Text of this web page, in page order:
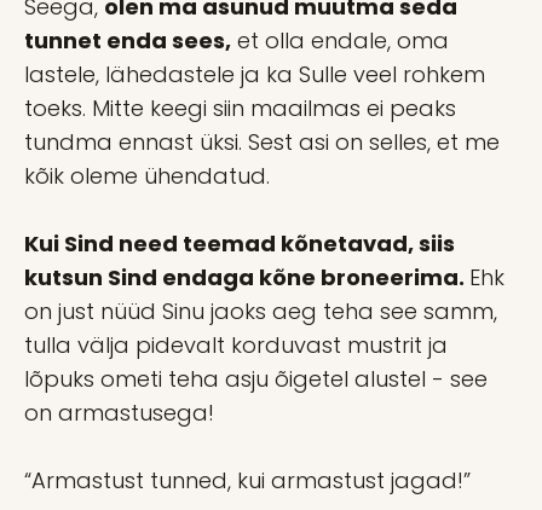
Seega, olen ma asunud muutma seda
tunnet enda sees, et olla endale, oma
lastele, lähedastele ja ka Sulle veel rohkem
toeks. Mitte keegi siin maailmas ei peaks
tundma ennast üksi. Sest asi on selles, et me
kõik oleme ühendatud.
Kui Sind need teemad kõnetavad, siis
kutsun Sind endaga kõne broneerima. Ehk
on just nüüd Sinu jaoks aeg teha see samm,
tulla välja pidevalt korduvast mustrit ja
lõpuks ometi teha asju õigetel alustel - see
on armastusega!
“Armastust tunned, kui armastust jagad!”